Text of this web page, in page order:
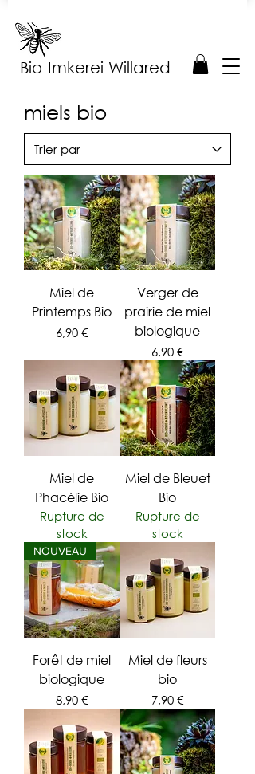
Bio-Imkerei Willared
miels bio
Miel de
Printemps Bio
Prix
6,90 €
Verger de
prairie de miel
biologique
Prix
6,90 €
Miel de
Phacélie Bio
Rupture de
stock
Miel de Bleuet
Bio
Rupture de
stock
NOUVEAU
Forêt de miel
biologique
Prix
8,90 €
Miel de fleurs
bio
Prix
7,90 €